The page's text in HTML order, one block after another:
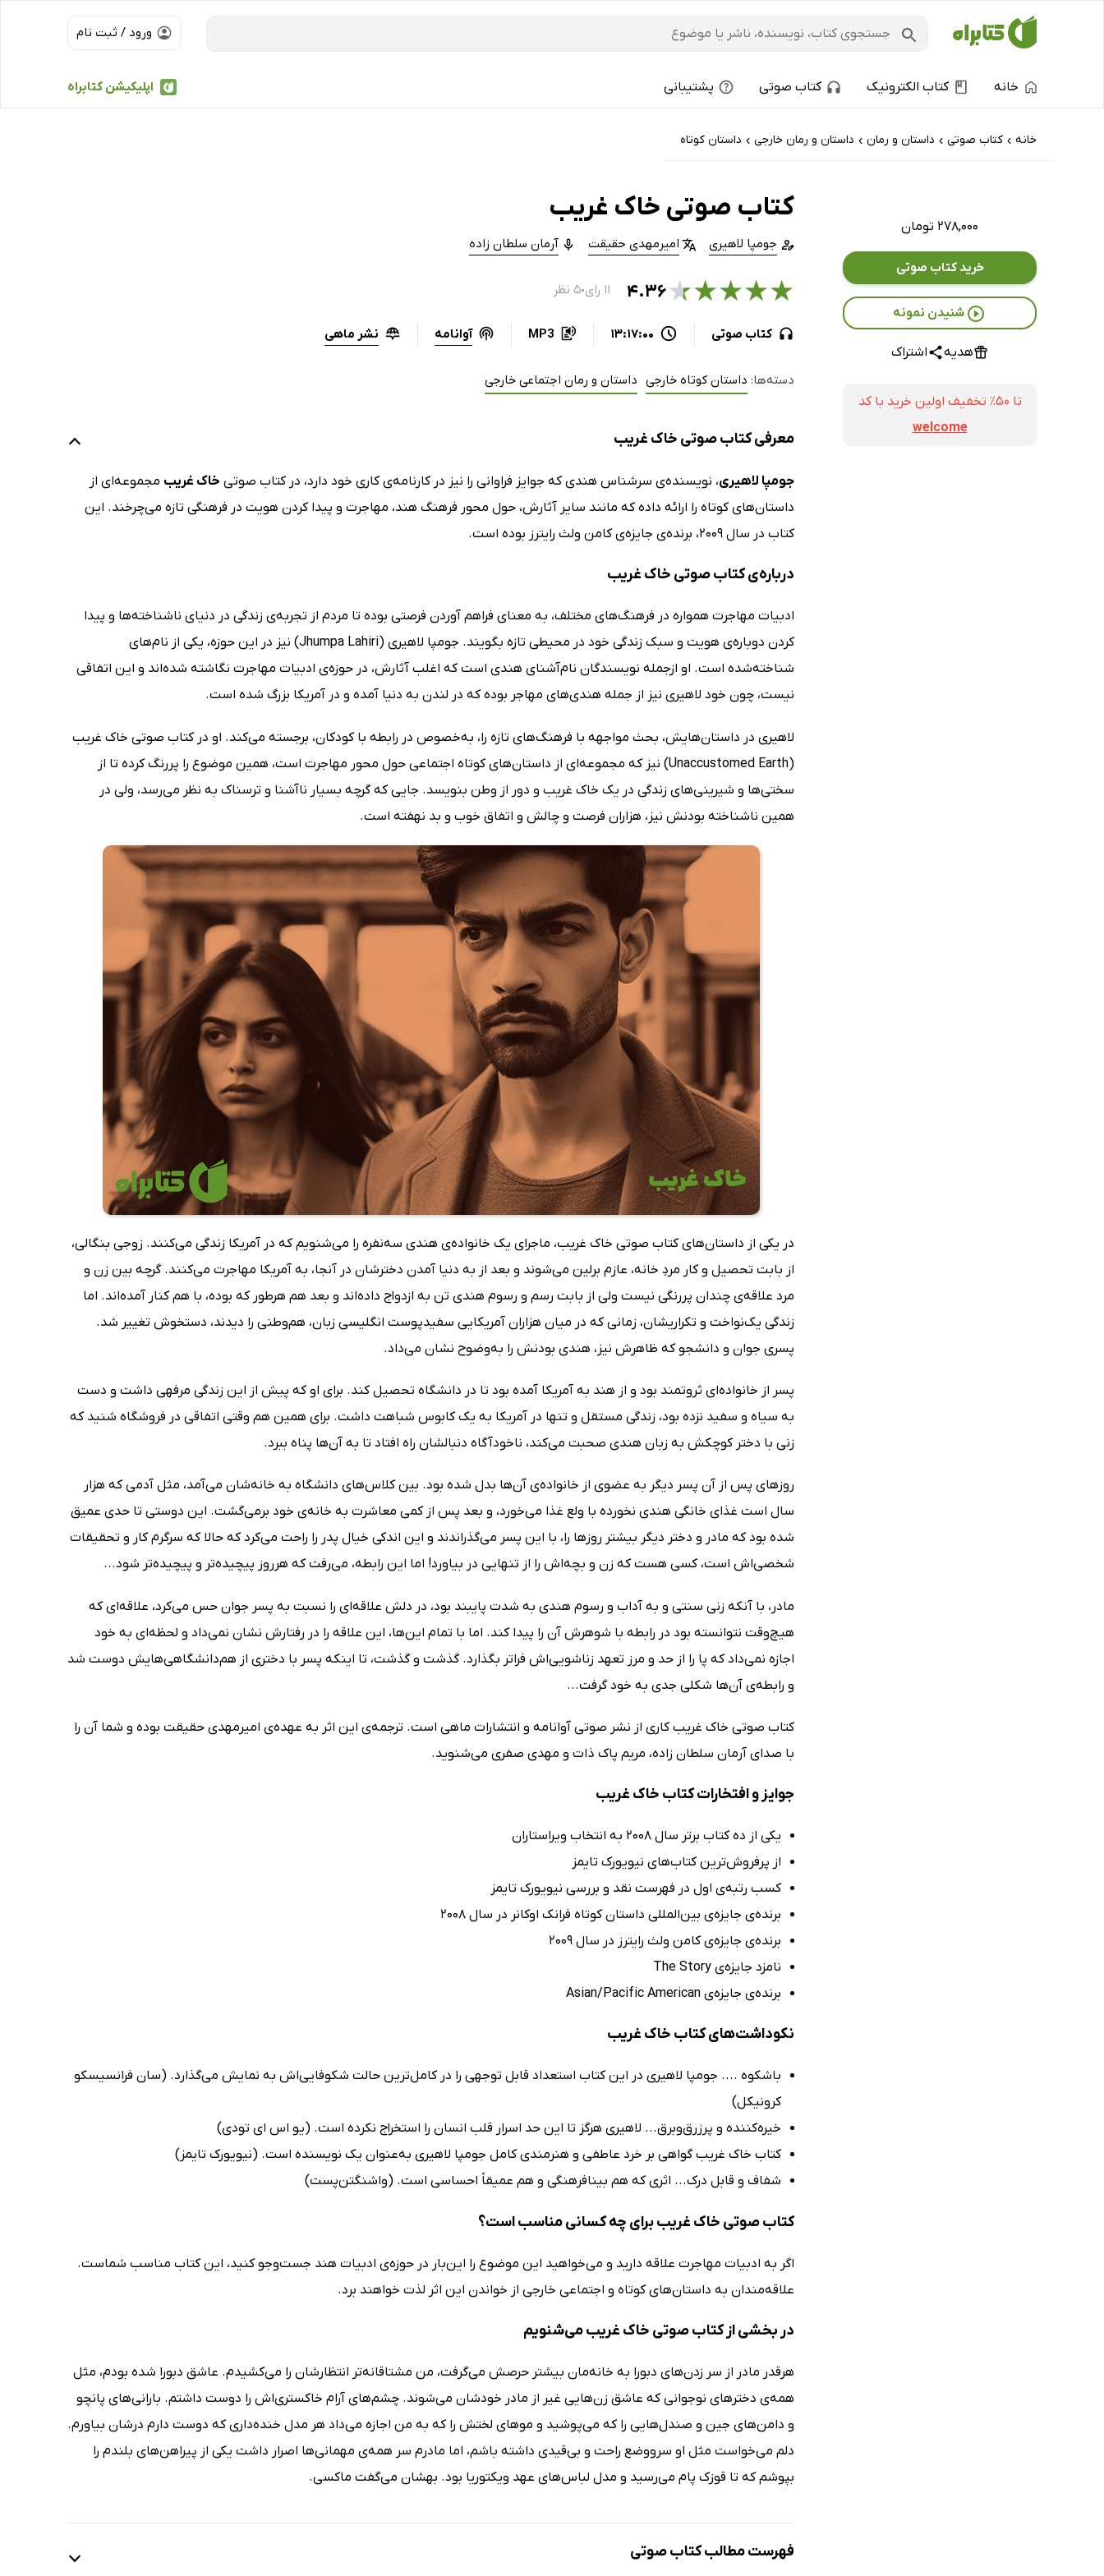
ورود / ثبت نام
اپلیکیشن کتابراه خانه کتاب الکترونیک کتاب صوتی پشتیبانی
خانه › کتاب‌ صوتی › داستان و رمان › داستان و رمان خارجی › داستان کوتاه
۲۷۸,۰۰۰ تومان
خرید کتاب صوتی
شنیدن نمونه
هدیه اشتراک
تا ۵۰٪ تخفیف اولین خرید با کد
welcome
کتاب صوتی خاک غریب
جومپا لاهیری امیرمهدی حقیقت آرمان سلطان زاده
★
★
★
★
★۴.۳۶ ۱۱ رای ●۵ نظر
کتاب صوتی 13:17:00
MP3 آوانامه نشر ماهی
دسته‌ها: داستان کوتاه خارجی داستان و رمان اجتماعی خارجی
معرفی کتاب صوتی خاک غریب
جومپا لاهیری، نویسنده‌ی سرشناس هندی که جوایز فراوانی را نیز در کارنامه‌ی کاری خود دارد، در کتاب صوتی خاک غریب مجموعه‌ای از
داستان‌های کوتاه را ارائه داده که مانند سایر آثارش، حول محور فرهنگ هند، مهاجرت و پیدا کردن هویت در فرهنگی تازه می‌چرخند. این
کتاب در سال 2009، برنده‌ی جایزه‌ی کامن ولث رایترز بوده است.
درباره‌ی کتاب صوتی خاک غریب
ادبیات مهاجرت همواره در فرهنگ‌های مختلف، به معنای فراهم آوردن فرصتی بوده تا مردم از تجربه‌ی زندگی در دنیای ناشناخته‌ها و پیدا
کردن دوباره‌ی هویت و سبک زندگی خود در محیطی تازه بگویند. جومپا لاهیری (Jhumpa Lahiri) نیز در این حوزه، یکی از نام‌های
شناخته‌شده است. او ازجمله نویسندگان نام‌آشنای هندی است که اغلب آثارش، در حوزه‌ی ادبیات مهاجرت نگاشته شده‌اند و این اتفاقی
نیست،‌ چون خود لاهیری نیز از جمله هندی‌های مهاجر بوده که در لندن به دنیا آمده و در آمریکا بزرگ شده است.
لاهیری در داستان‌هایش، بحث مواجهه با فرهنگ‌های تازه را، به‌خصوص در رابطه با کودکان، برجسته می‌کند. او در کتاب صوتی خاک غریب
(Unaccustomed Earth) نیز که مجموعه‌ای از داستان‌های کوتاه اجتماعی حول محور مهاجرت است، همین موضوع را پررنگ کرده تا از
سختی‌ها و شیرینی‌های زندگی در یک خاک غریب و دور از وطن بنویسد. جایی که گرچه بسیار ناآشنا و ترسناک به نظر می‌رسد،‌ ولی در
همین ناشناخته بودنش نیز، هزاران فرصت و چالش و اتفاق خوب و بد نهفته است.
در یکی از داستان‌های کتاب صوتی خاک غریب، ماجرای یک خانواده‌ی هندی سه‌نفره را می‌شنویم که در آمریکا زندگی می‌کنند. زوجی بنگالی،
از بابت تحصیل و کار مردِ خانه، عازم برلین می‌شوند و بعد از به دنیا آمدن دخترشان در آنجا، به آمریکا مهاجرت می‌کنند. گرچه بین زن و
مرد علاقه‌ی چندان پررنگی نیست ولی از بابت رسم و رسوم هندی تن به ازدواج داده‌اند و بعد هم هرطور که بوده، با هم کنار آمده‌اند. اما
زندگی یک‌نواخت و تکراریشان، زمانی که در میان هزاران آمریکایی سفیدپوست انگلیسی زبان، هم‌وطنی را دیدند، دستخوش تغییر شد.
پسری جوان و دانشجو که ظاهرش نیز، هندی بودنش را به‌وضوح نشان می‌داد.
پسر از خانواده‌ای ثروتمند بود و از هند به آمریکا آمده بود تا در دانشگاه تحصیل کند. برای او که پیش از این زندگی مرفهی داشت و دست
به سیاه و سفید نزده بود، زندگی مستقل و تنها در آمریکا به یک کابوس شباهت داشت. برای همین هم وقتی اتفاقی در فروشگاه شنید که
زنی با دختر کوچکش به زبان هندی صحبت می‌کند، ناخودآگاه دنبالشان راه افتاد تا به آن‌ها پناه ببرد.
روزهای پس از آن پسر دیگر به عضوی از خانواده‌ی آن‌ها بدل شده بود. بین کلاس‌های دانشگاه به خانه‌شان می‌آمد،‌ مثل آدمی که هزار
سال است غذای خانگی هندی نخورده با ولع غذا می‌خورد، و بعد پس از کمی معاشرت به خانه‌ی خود برمی‌گشت. این دوستی تا حدی عمیق
شده بود که مادر و دختر دیگر بیشتر روزها را، با این پسر می‌گذراندند و این اندکی خیال پدر را راحت می‌کرد که حالا که سرگرم کار و تحقیقات
شخصی‌اش است، کسی هست که زن و بچه‌اش را از تنهایی در بیاورد! اما این رابطه، می‌رفت که هرروز پیچیده‌تر و پیچیده‌تر شود...
مادر، با آنکه زنی سنتی و به آداب و رسوم هندی به شدت پایبند بود، در دلش علاقه‌ای را نسبت به پسر جوان حس می‌کرد، علاقه‌ای که
هیچ‌وقت نتوانسته بود در رابطه با شوهرش آن را پیدا کند. اما با تمام این‌ها، این علاقه را در رفتارش نشان نمی‌داد و لحظه‌ای به خود
اجازه نمی‌داد که پا را از حد و مرز تعهد زناشویی‌اش فراتر بگذارد. گذشت و گذشت، تا اینکه پسر با دختری از هم‌دانشگاهی‌هایش دوست شد
و رابطه‌ی آن‌ها شکلی جدی به خود گرفت...
کتاب صوتی خاک غریب کاری از نشر صوتی آوانامه و انتشارات ماهی است. ترجمه‌ی این اثر به عهده‌ی امیرمهدی حقیقت بوده و شما آن را
با صدای آرمان سلطان زاده، مریم پاک ذات و مهدی صفری می‌شنوید.
جوایز و افتخارات کتاب خاک غریب
یکی از ده کتاب برتر سال 2008 به انتخاب ویراستاران
از پرفروش‌ترین کتاب‌های نیویورک تایمز
کسب رتبه‌ی اول در فهرست نقد و بررسی نیویورک تایمز
برنده‌‌ی جایزه‌ی بین‌المللی داستان کوتاه فرانک اوکانر در سال 2008
برنده‌ی جایزه‌ی کامن ولث رایترز در سال 2009
نامزد جایزه‌ی The Story
برنده‌ی جایزه‌ی Asian/Pacific American
نکوداشت‌های کتاب خاک غریب
باشکوه .... جومپا لاهیری در این کتاب استعداد قابل توجهی را در کامل‌ترین حالت شکوفایی‌اش به نمایش می‌گذارد. (سان فرانسیسکو
کرونیکل)
خیره‌کننده و پرزرق‌وبرق... لاهیری هرگز تا این حد اسرار قلب انسان را استخراج نکرده است. (یو اس ای تودی)
کتاب خاک غریب گواهی بر خرد عاطفی و هنرمندی کامل جومپا لاهیری به‌عنوان یک نویسنده است. (نیویورک تایمز)
شفاف و قابل درک... اثری که هم بینافرهنگی و هم عمیقاً احساسی است. (واشنگتن‌پست)
کتاب صوتی خاک غریب برای چه کسانی مناسب است؟
اگر به ادبیات مهاجرت علاقه دارید و می‌خواهید این موضوع را این‌بار در حوزه‌ی ادبیات هند جست‌وجو کنید، این کتاب مناسب شماست.
علاقه‌مندان به داستان‌های کوتاه و اجتماعی خارجی از خواندن این اثر لذت خواهند برد.
در بخشی از کتاب صوتی خاک غریب می‌شنویم
هرقدر مادر از سر زدن‌های دبورا به خانه‌مان بیشتر حرصش می‌گرفت، من مشتاقانه‌تر انتظارشان را می‌کشیدم. عاشق دبورا شده بودم، مثل
همه‌ی دخترهای نوجوانی که عاشق زن‌هایی غیر از مادر خودشان می‌شوند. چشم‌های آرام خاکستری‌اش را دوست داشتم. بارانی‌های پانچو
و دامن‌های جین و صندل‌هایی را که می‌پوشید و موهای لختش را که به من اجازه می‌داد هر مدل خنده‌داری که دوست دارم درشان بیاورم.
دلم می‌خواست مثل او سرووضع راحت و بی‌قیدی داشته باشم، اما مادرم سر همه‌ی مهمانی‌ها اصرار داشت یکی از پیراهن‌های بلندم را
بپوشم که تا قوزک پام می‌رسید و مدل لباس‌های عهد ویکتوریا بود. بهشان می‌گفت ماکسی.
فهرست مطالب کتاب صوتی